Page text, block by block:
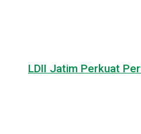
LDII Jatim Perkuat